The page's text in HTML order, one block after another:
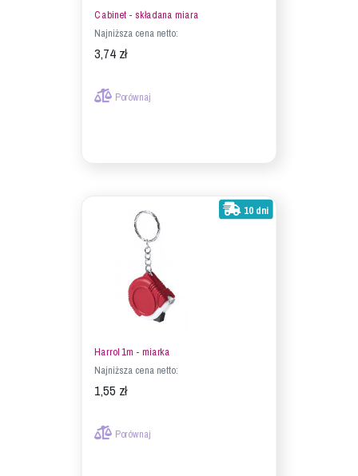
Cabinet - składana miara
Najniższa cena netto:
3,74 zł
Porównaj
10 dni
Harrol 1m - miarka
Najniższa cena netto:
1,55 zł
Porównaj